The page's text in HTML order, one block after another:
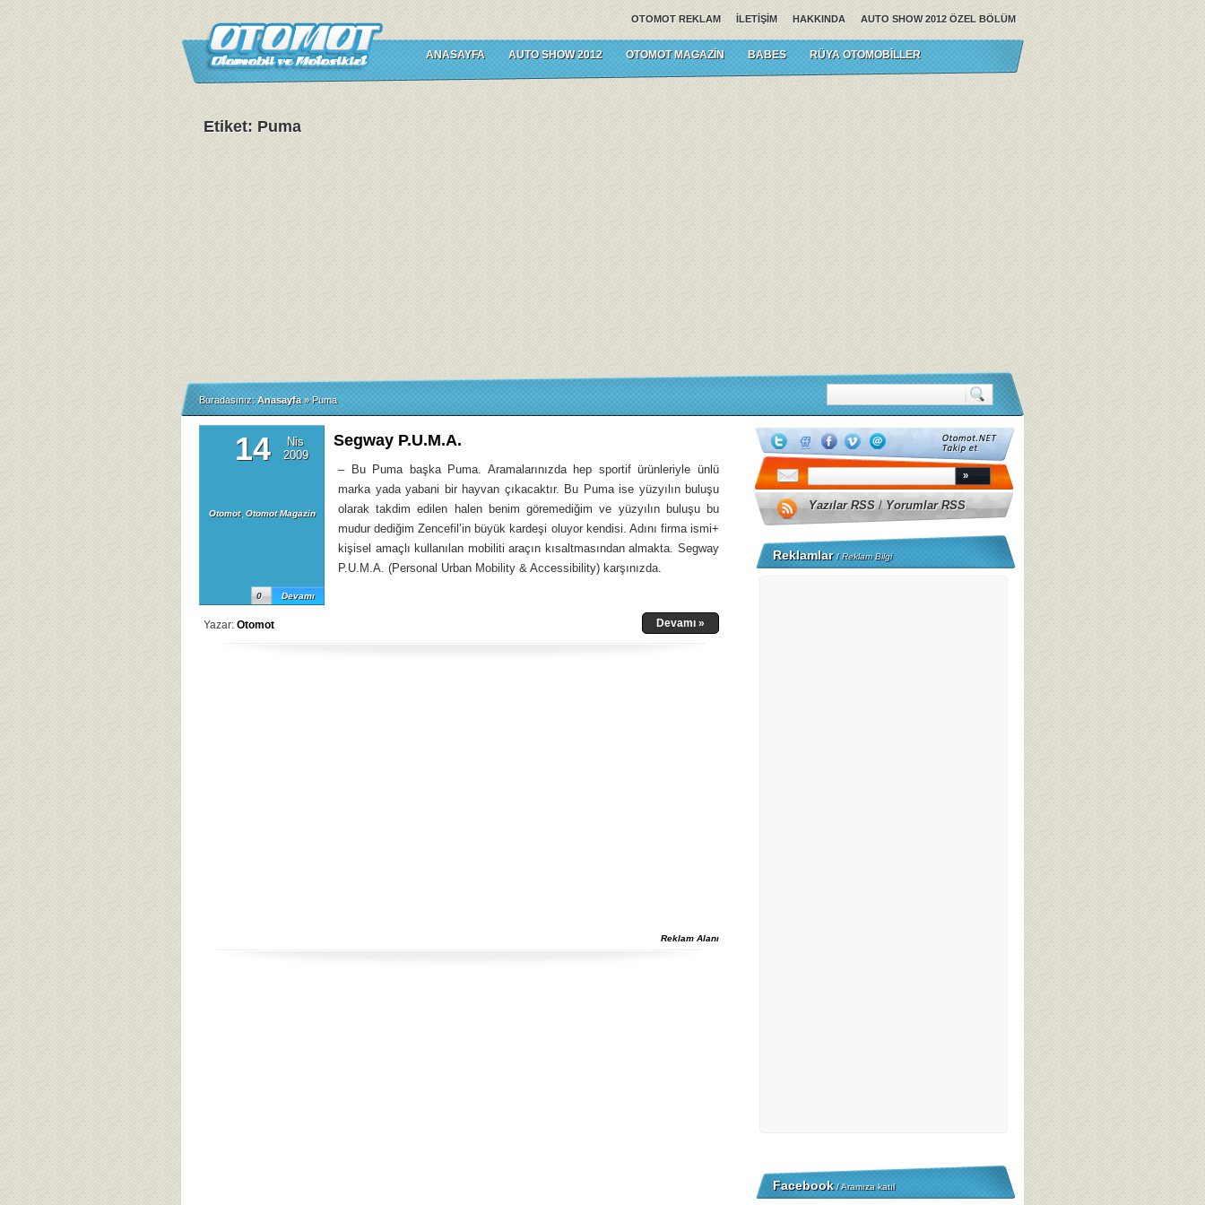
AUTO SHOW 2012 ÖZEL BÖLÜM
HAKKINDA
İLETIŞIM
OTOMOT REKLAM
ANASAYFA AUTO SHOW 2012 OTOMOT MAGAZIN BABES RÜYA OTOMOBILLER
Etiket: Puma
Buradasınız: Anasayfa » Puma
14
Nis
2009
Otomot, Otomot Magazin
Devamı
0
Segway P.U.M.A.
– Bu Puma başka Puma. Aramalarınızda hep sportif ürünleriyle ünlü
marka yada yabani bir hayvan çıkacaktır. Bu Puma ise yüzyılın buluşu
olarak takdim edilen halen benim göremediğim ve yüzyılın buluşu bu
mudur dediğim Zencefil’in büyük kardeşi oluyor kendisi. Adını firma ismi+
kişisel amaçlı kullanılan mobiliti araçın kısaltmasından almakta. Segway
P.U.M.A. (Personal Urban Mobility & Accessibility) karşınızda.
Yazar: Otomot Devamı »
Reklam Alanı
Yazılar RSS/Yorumlar RSS
Reklamlar/Reklam Bilgi
Facebook/ Aramıza katıl